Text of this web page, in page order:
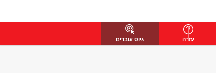
עזרה גיוס עובדים